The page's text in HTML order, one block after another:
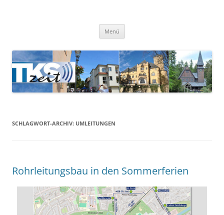
Menü
SCHLAGWORT-ARCHIV: UMLEITUNGEN
Rohrleitungsbau in den Sommerferien